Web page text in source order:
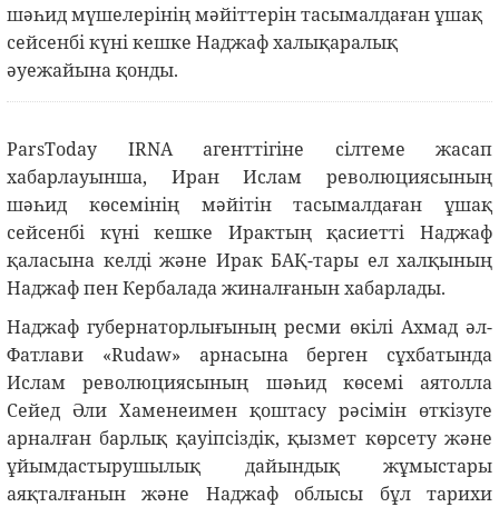
шәһид мүшелерінің мәйіттерін тасымалдаған ұшақ
сейсенбі күні кешке Наджаф халықаралық
әуежайына қонды.
ParsToday IRNA агенттігіне сілтеме жасап
хабарлауынша, Иран Ислам революциясының
шәһид көсемінің мәйітін тасымалдаған ұшақ
сейсенбі күні кешке Ирактың қасиетті Наджаф
қаласына келді және Ирак БАҚ-тары ел халқының
Наджаф пен Кербалада жиналғанын хабарлады.
Наджаф губернаторлығының ресми өкілі Ахмад әл-
Фатлави «Rudaw» арнасына берген сұхбатында
Ислам революциясының шәһид көсемі аятолла
Сейед Әли Хаменеимен қоштасу рәсімін өткізуге
арналған барлық қауіпсіздік, қызмет көрсету және
ұйымдастырушылық дайындық жұмыстары
аяқталғанын және Наджаф облысы бұл тарихи